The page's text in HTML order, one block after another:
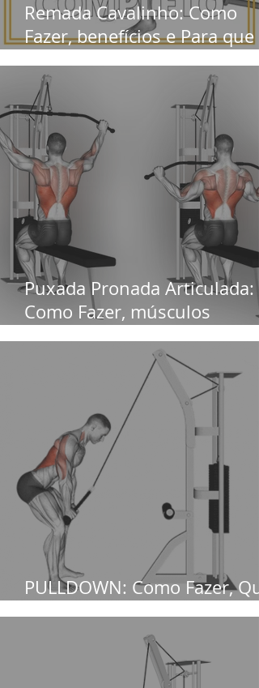
Remada Cavalinho: Como
Fazer, benefícios e Para que
serve
Puxada Pronada Articulada:
Como Fazer, músculos
trabalhados e Benefícios
PULLDOWN: Como Fazer, Qual
o foco e o que substitui